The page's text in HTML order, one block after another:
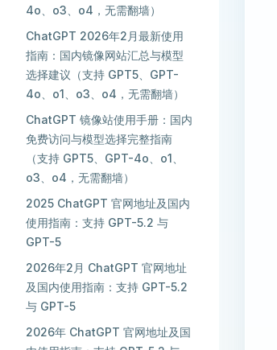
4o、o3、o4，无需翻墙）
ChatGPT 2026年2月最新使用
指南：国内镜像网站汇总与模型
选择建议（支持 GPT5、GPT-
4o、o1、o3、o4，无需翻墙）
ChatGPT 镜像站使用手册：国内
免费访问与模型选择完整指南
（支持 GPT5、GPT-4o、o1、
o3、o4，无需翻墙）
2025 ChatGPT 官网地址及国内
使用指南：支持 GPT-5.2 与
GPT-5
2026年2月 ChatGPT 官网地址
及国内使用指南：支持 GPT-5.2
与 GPT-5
2026年 ChatGPT 官网地址及国